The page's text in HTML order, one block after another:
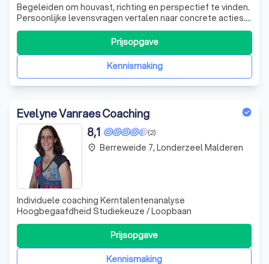
Begeleiden om houvast, richting en perspectief te vinden.
Persoonlijke levensvragen vertalen naar concrete acties.
Mensgericht, focus op resultaat: ik zet in beweging vanuit
Kennismaking
Prijsopgave
Evelyne Vanraes Coaching
(2)
8,1
Individuele coaching Kerntalentenanalyse
Hoogbegaafdheid Studiekeuze / Loopbaan
Kennismaking
Prijsopgave
place Berreweide 7, Londerzeel Malderen